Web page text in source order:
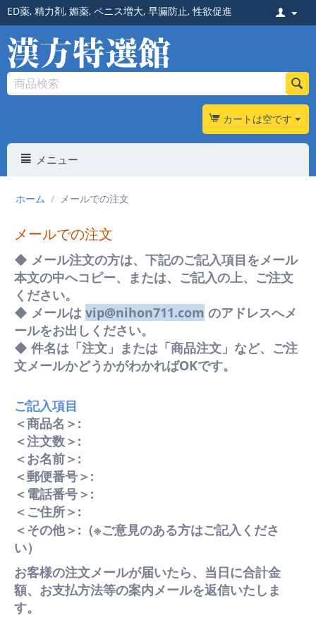
ED薬, 精力剤, 媚薬, ペニス増大, 早漏防止,性欲促進
カートは空です
メニュー
ホーム / メールでの注文
メールでの注文
◆ メール注文の方は、下記のご記入項目をメール
本文の中へコピー、または、ご記入の上、ご注文
ください。
◆ メールは vip@nihon711.com のアドレスへメ
ールをお出しください。
◆ 件名は「注文」または「商品注文」など、ご注
文メールかどうかがわかればOKです。
ご記入項目
＜商品名＞:
＜注文数＞:
＜お名前＞:
＜郵便番号＞:
＜電話番号＞:
＜ご住所＞:
＜その他＞:（※ご意見のある方はご記入くださ
い）
お客様の注文メールが届いたら、当日に合計金
額、お支払方法等の案内メールを返信いたしま
す。